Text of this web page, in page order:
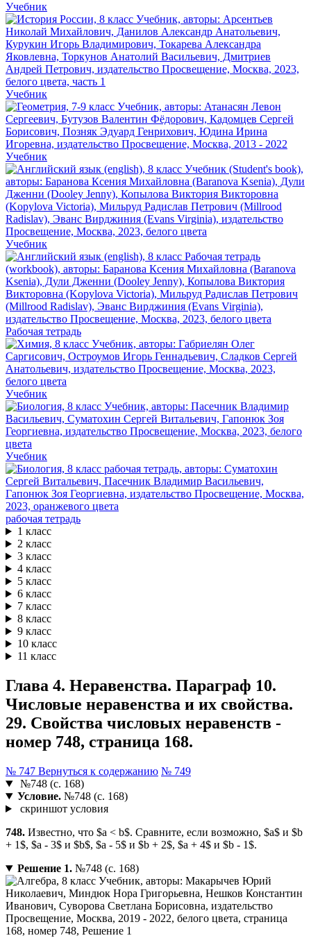
Учебник
Учебник
Учебник
Учебник
Рабочая тетрадь
Учебник
Учебник
рабочая тетрадь
1 класс
2 класс
3 класс
4 класс
5 класс
6 класс
7 класс
8 класс
9 класс
10 класс
11 класс
Глава 4. Неравенства. Параграф 10.
Числовые неравенства и их свойства.
29. Свойства числовых неравенств -
номер 748, страница 168.
№ 747 Вернуться к содержанию № 749
№748 (с. 168)
Условие.№748 (с. 168)
скриншот условия
748. Известно, что $a < b$. Сравните, если возможно, $a$ и $b
+ 1$, $a - 3$ и $b$, $a - 5$ и $b + 2$, $a + 4$ и $b - 1$.
Решение 1.№748 (с. 168)